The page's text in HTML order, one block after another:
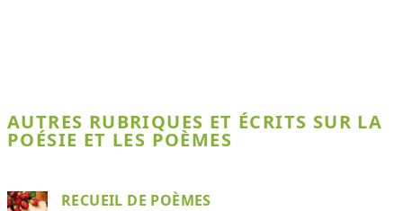
AUTRES RUBRIQUES ET ÉCRITS SUR LA
POÉSIE ET LES POÈMES
RECUEIL DE POÈMES